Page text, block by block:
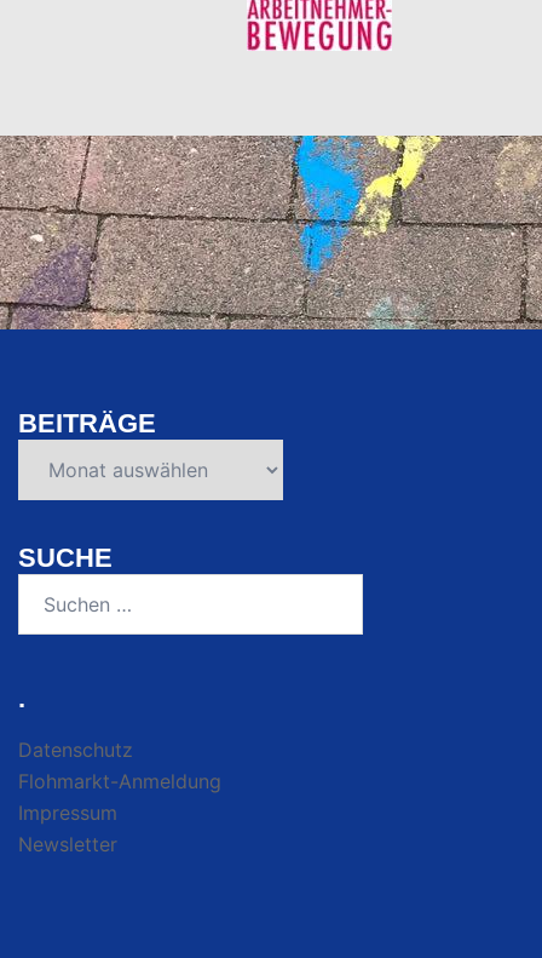
BEITRÄGE
SUCHE
.
Datenschutz
Flohmarkt-Anmeldung
Impressum
Newsletter